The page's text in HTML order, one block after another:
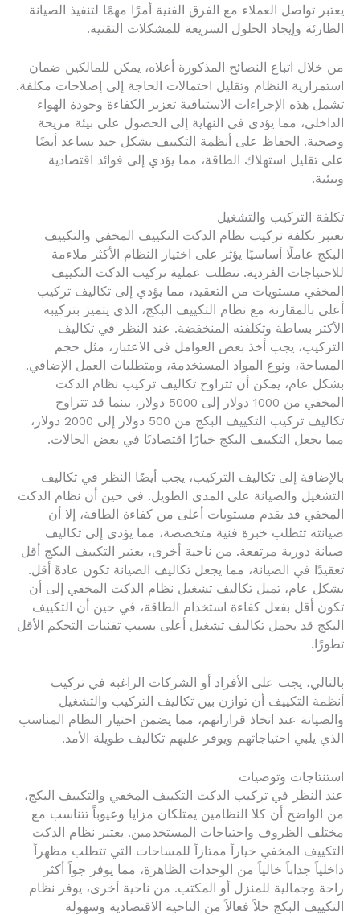
يعتبر تواصل العملاء مع الفرق الفنية أمرًا مهمًا لتنفيذ الصيانة
الطارئة وإيجاد الحلول السريعة للمشكلات التقنية.
من خلال اتباع النصائح المذكورة أعلاه، يمكن للمالكين ضمان
استمرارية النظام وتقليل احتمالات الحاجة إلى إصلاحات مكلفة.
تشمل هذه الإجراءات الاستباقية تعزيز الكفاءة وجودة الهواء
الداخلي، مما يؤدي في النهاية إلى الحصول على بيئة مريحة
وصحية. الحفاظ على أنظمة التكييف بشكل جيد يساعد أيضًا
على تقليل استهلاك الطاقة، مما يؤدي إلى فوائد اقتصادية
وبيئية.
تكلفة التركيب والتشغيل
تعتبر تكلفة تركيب نظام الدكت التكييف المخفي والتكييف
البكج عاملًا أساسيًا يؤثر على اختيار النظام الأكثر ملاءمة
للاحتياجات الفردية. تتطلب عملية تركيب الدكت التكييف
المخفي مستويات من التعقيد، مما يؤدي إلى تكاليف تركيب
أعلى بالمقارنة مع نظام التكييف البكج، الذي يتميز بتركيبه
الأكثر بساطة وتكلفته المنخفضة. عند النظر في تكاليف
التركيب، يجب أخذ بعض العوامل في الاعتبار، مثل حجم
المساحة، ونوع المواد المستخدمة، ومتطلبات العمل الإضافي.
بشكل عام، يمكن أن تتراوح تكاليف تركيب نظام الدكت
المخفي من 1000 دولار إلى 5000 دولار، بينما قد تتراوح
تكاليف تركيب التكييف البكج من 500 دولار إلى 2000 دولار،
مما يجعل التكييف البكج خيارًا اقتصاديًا في بعض الحالات.
بالإضافة إلى تكاليف التركيب، يجب أيضًا النظر في تكاليف
التشغيل والصيانة على المدى الطويل. في حين أن نظام الدكت
المخفي قد يقدم مستويات أعلى من كفاءة الطاقة، إلا أن
صيانته تتطلب خبرة فنية متخصصة، مما يؤدي إلى تكاليف
صيانة دورية مرتفعة. من ناحية أخرى، يعتبر التكييف البكج أقل
تعقيدًا في الصيانة، مما يجعل تكاليف الصيانة تكون عادةً أقل.
بشكل عام، تميل تكاليف تشغيل نظام الدكت المخفي إلى أن
تكون أقل بفعل كفاءة استخدام الطاقة، في حين أن التكييف
البكج قد يحمل تكاليف تشغيل أعلى بسبب تقنيات التحكم الأقل
تطورًا.
بالتالي، يجب على الأفراد أو الشركات الراغبة في تركيب
أنظمة التكييف أن توازن بين تكاليف التركيب والتشغيل
والصيانة عند اتخاذ قراراتهم، مما يضمن اختيار النظام المناسب
الذي يلبي احتياجاتهم ويوفر عليهم تكاليف طويلة الأمد.
استنتاجات وتوصيات
عند النظر في تركيب الدكت التكييف المخفي والتكييف البكج،
من الواضح أن كلا النظامين يمتلكان مزايا وعيوباً تتناسب مع
مختلف الظروف واحتياجات المستخدمين. يعتبر نظام الدكت
التكييف المخفي خياراً ممتازاً للمساحات التي تتطلب مظهراً
داخلياً جذاباً خالياً من الوحدات الظاهرة، مما يوفر جواً أكثر
راحة وجمالية للمنزل أو المكتب. من ناحية أخرى، يوفر نظام
التكييف البكج حلاً فعالاً من الناحية الاقتصادية وسهولة